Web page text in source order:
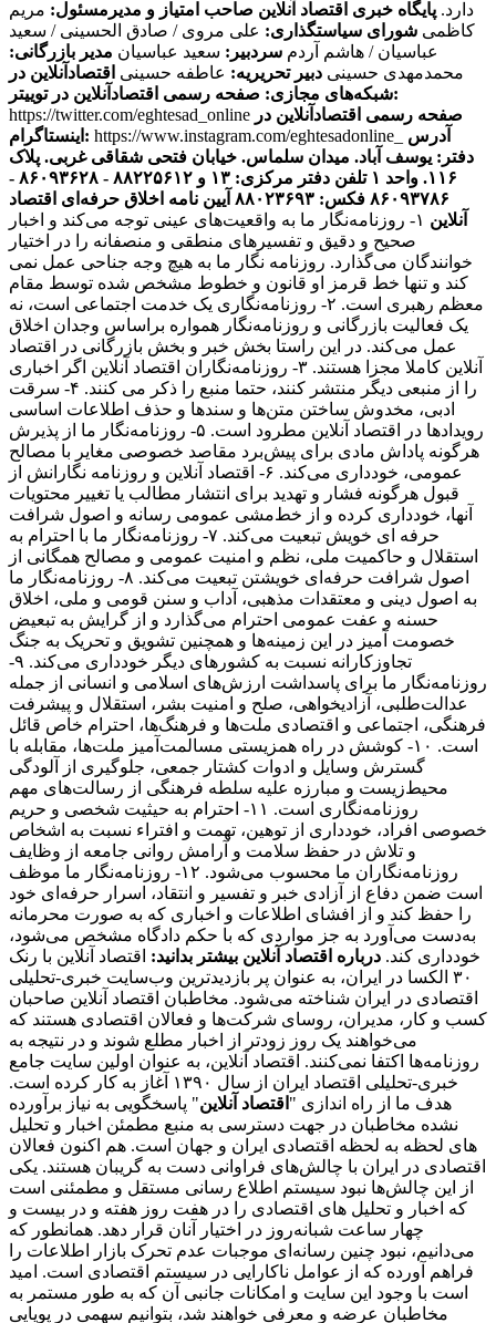
دارد. پایگاه خبری اقتصاد آنلاین صاحب امتیاز و مدیرمسئول: مریم
کاظمی شورای سیاستگذاری: علی مروی / صادق الحسینی / سعید
عباسیان / هاشم آردم سردبیر: سعید عباسیان مدیر بازرگانی:
محمدمهدی حسینی دبیر تحریریه: عاطفه حسینی اقتصادآنلاین در
شبکه‌های مجازی:صفحه رسمی اقتصادآنلاین در توییتر:
https://twitter.com/eghtesad_online صفحه رسمی اقتصادآنلاین در
اینستاگرام: https://www.instagram.com/eghtesadonline_ آدرس
دفتر: یوسف آباد. میدان سلماس. خیابان فتحی شقاقی غربی. پلاک
۱۱۶. واحد ۱
تلفن دفتر مرکزی: ۱۳ و ۸۸۲۲۵۶۱۲ - ۸۶۰۹۳۶۲۸ -
۸۶۰۹۳۷۸۶ فکس: ۸۸۰۲۳۶۹۳
آیین نامه اخلاق حرفه‌ای اقتصاد
آنلاین
۱- روزنامه‌نگار ما به واقعیت‌های عینی توجه می‌کند و اخبار
صحیح و دقیق و تفسیرهای منطقی و منصفانه را در اختیار
خوانندگان می‌گذارد. روزنامه نگار ما به هیچ وجه جناحی عمل نمی
کند و تنها خط قرمز او قانون و خطوط مشخص شده توسط مقام
معظم رهبری است. ۲- روزنامه‌نگاری یک خدمت اجتماعی است، نه
یک فعالیت بازرگانی و روزنامه‌نگار همواره براساس وجدان اخلاق
عمل می‌کند. در این راستا بخش خبر و بخش بازرگانی در اقتصاد
آنلاین کاملا مجزا هستند. ۳- روزنامه‌نگاران اقتصاد آنلاین اگر اخباری
را از منبعی دیگر منتشر کنند، حتما منبع را ذکر می کنند. ۴- سرقت
ادبی، مخدوش ساختن متن‌ها و سندها و حذف اطلاعات اساسی
رویدادها در اقتصاد آنلاین مطرود است. ۵- روزنامه‌نگار ما از پذیرش
هرگونه پاداش مادی برای پیش‌برد مقاصد خصوصی مغایر با مصالح
عمومی، خودداری می‌کند. ۶- اقتصاد آنلاین و روزنامه نگارانش از
قبول هرگونه فشار و تهدید برای انتشار مطالب یا تغییر محتویات
آنها، خودداری کرده و از خط‌مشی عمومی رسانه و اصول شرافت
حرفه ای خویش تبعیت می‌کند. ۷- روزنامه‌نگار ما با احترام به
استقلال و حاکمیت ملی، نظم و امنیت عمومی و مصالح همگانی از
اصول شرافت حرفه‌ای خویشتن تبعیت می‌کند. ۸- روزنامه‌نگار ما
به اصول دینی و معتقدات مذهبی، آداب و سنن قومی و ملی، اخلاق
حسنه و عفت عمومی احترام می‌گذارد و از گرایش به تبعیض
خصومت آمیز در این زمینه‌ها و همچنین تشویق و تحریک به جنگ
تجاوزکارانه نسبت به کشورهای دیگر خودداری می‌کند. ۹-
روزنامه‌نگار ما برای پاسداشت ارزش‌های اسلامی و انسانی از جمله
عدالت‌طلبی، آزادیخواهی، صلح و امنیت بشر، استقلال و پیشرفت
فرهنگی، اجتماعی و اقتصادی ملت‌ها و فرهنگ‌ها، احترام خاص قائل
است. ۱۰- کوشش در راه همزیستی مسالمت‌آمیز ملت‌ها، مقابله با
گسترش وسایل و ادوات کشتار جمعی، جلوگیری از آلودگی
محیط‌زیست و مبارزه علیه سلطه فرهنگی از رسالت‌های مهم
روزنامه‌نگاری است. ۱۱- احترام به حیثیت شخصی و حریم
خصوصی افراد، خودداری از توهین، تهمت و افتراء نسبت به اشخاص
و تلاش در حفظ سلامت و آرامش روانی جامعه از وظایف
روزنامه‌نگاران ما محسوب می‌شود. ۱۲- روزنامه‌نگار ما موظف
است ضمن دفاع از آزادی خبر و تفسیر و انتقاد، اسرار حرفه‌ای خود
را حفظ کند و از افشای اطلاعات و اخباری که به صورت محرمانه
به‌دست می‌آورد به جز مواردی که با حکم دادگاه مشخص می‌شود،
خودداری کند. درباره اقتصاد آنلاین بیشتر بدانید: اقتصاد آنلاین با رنک
۳۰ الکسا در ایران، به عنوان پر بازدیدترین وب‌سایت خبری-تحلیلی
اقتصادی در ایران شناخته می‌شود. مخاطبان اقتصاد آنلاین صاحبان
کسب و کار، مدیران، روسای شرکت‌ها و فعالان اقتصادی هستند که
می‌خواهند یک روز زودتر از اخبار مطلع شوند و در نتیجه به
روزنامه‌ها اکتفا نمی‌کنند. اقتصاد آنلاین، به عنوان اولین سایت جامع
خبری-تحلیلی اقتصاد ایران از سال ۱۳۹۰ آغاز به کار کرده است.
هدف ما از راه اندازی " اقتصاد آنلاین" پاسخگویی به نیاز برآورده
نشده مخاطبان در جهت دسترسی به منبع مطمئن اخبار و تحلیل
های لحظه به لحظه اقتصادی ایران و جهان است. هم اکنون فعالان
اقتصادی در ایران با چالش‌های فراوانی دست به گریبان هستند. یکی
از این چالش‌ها نبود سیستم اطلاع رسانی مستقل و مطمئنی است
که اخبار و تحلیل های اقتصادی را در هفت روز هفته و در بیست و
چهار ساعت شبانه‌روز در اختیار آنان قرار دهد. همانطور که
می‌دانیم، نبود چنین رسانه‌ای موجبات عدم تحرک بازار اطلاعات را
فراهم آورده که از عوامل ناکارایی در سیستم اقتصادی است. امید
است با وجود این سایت و امکانات جانبی آن که به طور مستمر به
مخاطبان عرضه و معرفی خواهند شد، بتوانیم سهمی در پویایی